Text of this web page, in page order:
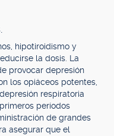
hipotiroidismo y
la dosis. La
provocar depresión
los opiáceos potentes,
respiratoria
períodos
de grandes
asegurar que el